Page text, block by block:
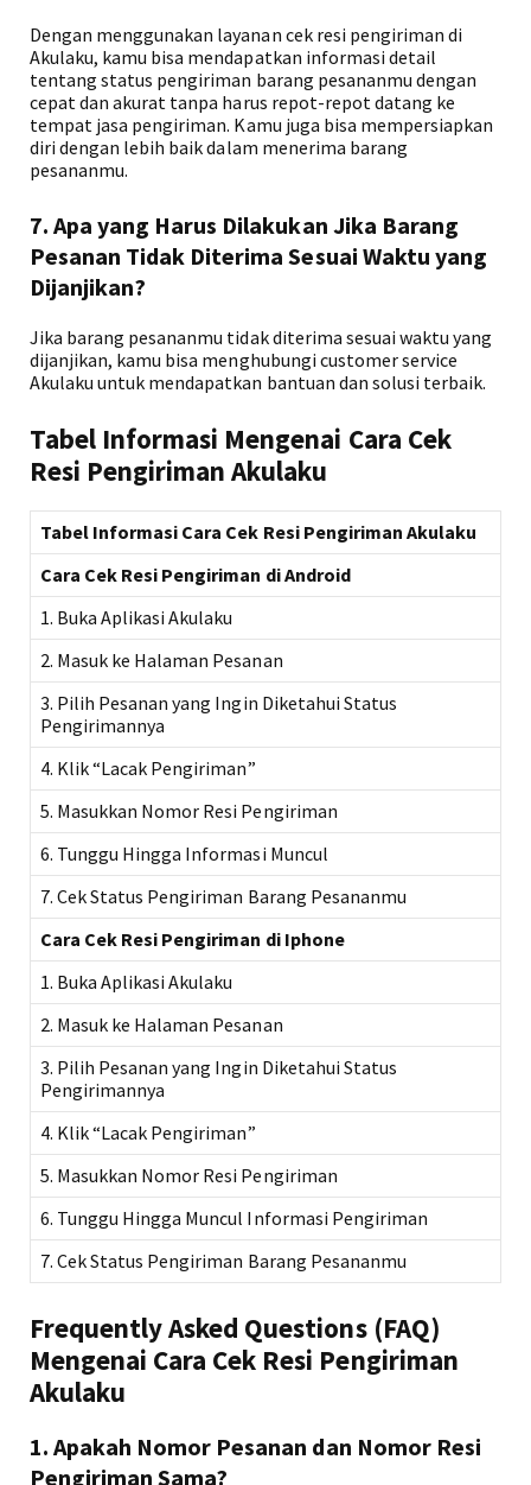
Dengan menggunakan layanan cek resi pengiriman di
Akulaku, kamu bisa mendapatkan informasi detail
tentang status pengiriman barang pesananmu dengan
cepat dan akurat tanpa harus repot-repot datang ke
tempat jasa pengiriman. Kamu juga bisa mempersiapkan
diri dengan lebih baik dalam menerima barang
pesananmu.
7. Apa yang Harus Dilakukan Jika Barang
Pesanan Tidak Diterima Sesuai Waktu yang
Dijanjikan?
Jika barang pesananmu tidak diterima sesuai waktu yang
dijanjikan, kamu bisa menghubungi customer service
Akulaku untuk mendapatkan bantuan dan solusi terbaik.
Tabel Informasi Mengenai Cara Cek
Resi Pengiriman Akulaku
Tabel Informasi Cara Cek Resi Pengiriman Akulaku
Cara Cek Resi Pengiriman di Android
1. Buka Aplikasi Akulaku
2. Masuk ke Halaman Pesanan
3. Pilih Pesanan yang Ingin Diketahui Status
Pengirimannya
4. Klik “Lacak Pengiriman”
5. Masukkan Nomor Resi Pengiriman
6. Tunggu Hingga Informasi Muncul
7. Cek Status Pengiriman Barang Pesananmu
Cara Cek Resi Pengiriman di Iphone
1. Buka Aplikasi Akulaku
2. Masuk ke Halaman Pesanan
3. Pilih Pesanan yang Ingin Diketahui Status
Pengirimannya
4. Klik “Lacak Pengiriman”
5. Masukkan Nomor Resi Pengiriman
6. Tunggu Hingga Muncul Informasi Pengiriman
7. Cek Status Pengiriman Barang Pesananmu
Frequently Asked Questions (FAQ)
Mengenai Cara Cek Resi Pengiriman
Akulaku
1. Apakah Nomor Pesanan dan Nomor Resi
Pengiriman Sama?